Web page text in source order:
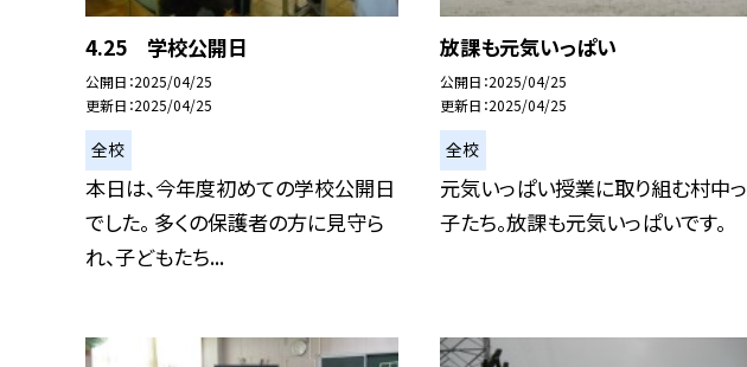
4.25 学校公開日
公開日 2025/04/25
更新日 2025/04/25
全校
本日は、今年度初めての学校公開日
でした。 多くの保護者の方に見守ら
れ、子どもたち...
放課も元気いっぱい
公開日 2025/04/25
更新日 2025/04/25
全校
元気いっぱい授業に取り組む村中っ
子たち。放課も元気いっぱいです。